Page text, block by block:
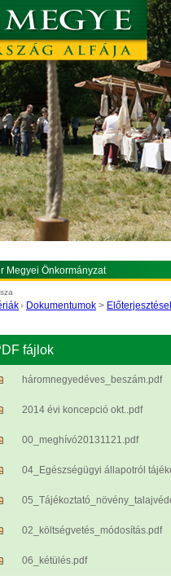
Megyei Önkormányzat
Dokumentumok >
fájlok
háromnegyedéves_beszám.pdf
2014 évi koncepció okt..pdf
00_meghívó20131121.pdf
04_Egészségügyi állapotról
02_költségvetés_módosítás.pdf
06_kétülés.pdf